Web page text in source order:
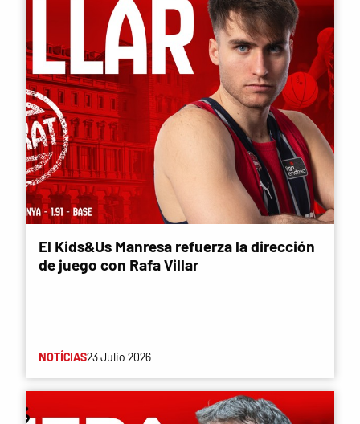
El Kids&Us Manresa refuerza la dirección
de juego con Rafa Villar
NOTÍCIAS23 Julio 2026